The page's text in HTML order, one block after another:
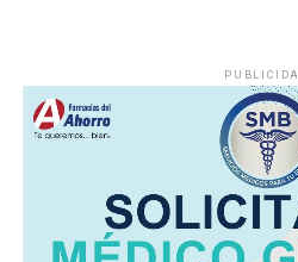
Dulce María Alducin Vallejo,
explicó que la petición fue
autoridades municipales y que,
realizadas en conjunto con
concretar la obra que hoy
suministro.